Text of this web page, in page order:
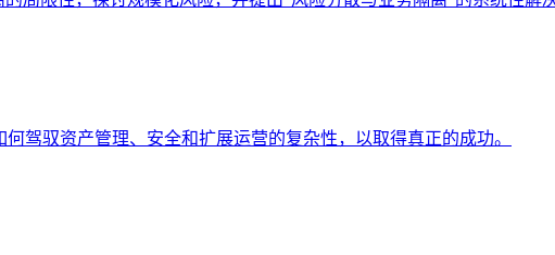
驾驭资产管理、安全和扩展运营的复杂性，以取得真正的成功。